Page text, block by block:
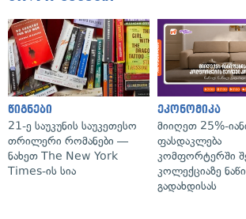
წიგნები
21-ე საუკუნის საუკეთესო
თრილერი რომანები —
ნახეთ The New York
Times-ის სია
ეკონომიკა
მიიღეთ 25%-
ფასდაკლება
კომფორტერში
კოლექციაზე
გადახდისას